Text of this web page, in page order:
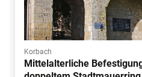
Korbach
Mittelalterliche